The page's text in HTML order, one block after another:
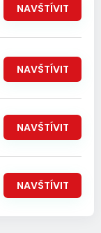
NAVŠTÍVIT
NAVŠTÍVIT
NAVŠTÍVIT
NAVŠTÍVIT